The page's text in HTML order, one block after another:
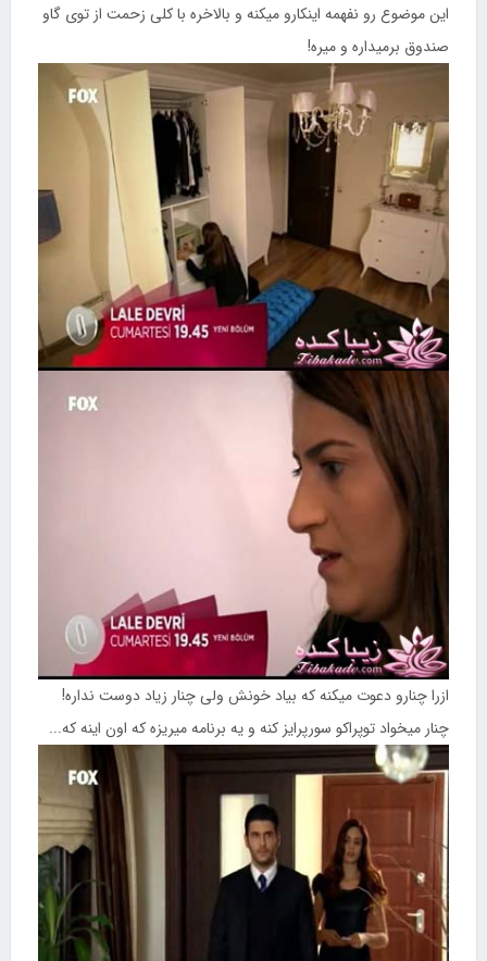
این موضوع رو نفهمه اینکارو میکنه و بالاخره با کلی زحمت از توی گاو
صندوق برمیداره و میره!
ازرا چنارو دعوت میکنه که بیاد خونش ولی چنار زیاد دوست نداره!
چنار میخواد توپراکو سورپرایز کنه و یه برنامه میریزه که اون اینه که...